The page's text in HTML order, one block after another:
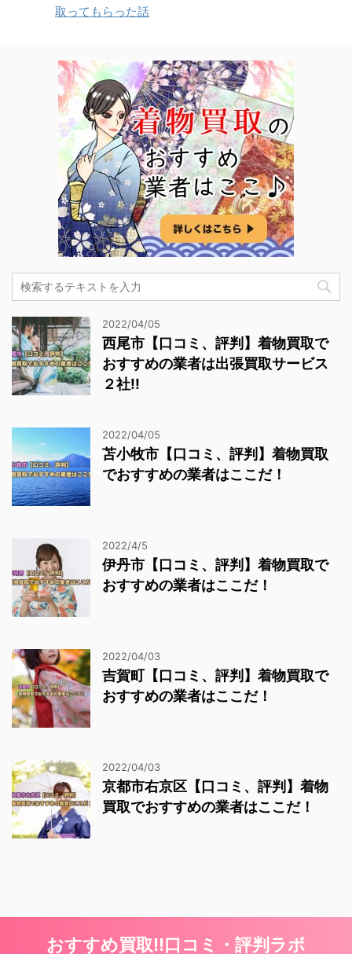
取ってもらった話
2022/04/05
西尾市【口コミ、評判】着物買取で
おすすめの業者は出張買取サービス
２社!!
2022/04/05
苫小牧市【口コミ、評判】着物買取
でおすすめの業者はここだ！
2022/4/5
伊丹市【口コミ、評判】着物買取で
おすすめの業者はここだ！
2022/04/03
吉賀町【口コミ、評判】着物買取で
おすすめの業者はここだ！
2022/04/03
京都市右京区【口コミ、評判】着物
買取でおすすめの業者はここだ！
おすすめ買取!!口コミ・評判ラボ